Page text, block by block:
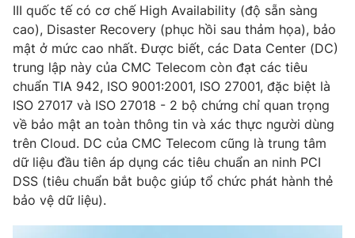
VTV9 VTV8
Liên hệ tòa soạn English
THỜI BÁO VTV
Theo dõi báo trên
III quốc tế có cơ chế High Availability (độ sẵn sàng
cao), Disaster Recovery (phục hồi sau thảm họa), bảo
mật ở mức cao nhất. Được biết, các Data Center (DC)
trung lập này của CMC Telecom còn đạt các tiêu
chuẩn TIA 942, ISO 9001:2001, ISO 27001, đặc biệt là
ISO 27017 và ISO 27018 - 2 bộ chứng chỉ quan trọng
về bảo mật an toàn thông tin và xác thực người dùng
trên Cloud. DC của CMC Telecom cũng là trung tâm
dữ liệu đầu tiên áp dụng các tiêu chuẩn an ninh PCI
DSS (tiêu chuẩn bắt buộc giúp tổ chức phát hành thẻ
bảo vệ dữ liệu).